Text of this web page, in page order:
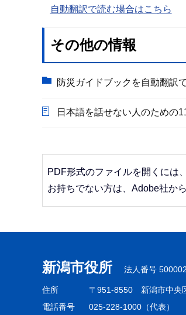
自動翻訳で読む場合はこちら
その他の情報
防災ガイドブックを自動翻訳
日本語を話せない人のための
PDF形式のファイルを開くには
お持ちでない方は、Adobe社か
こ
ま
で
新潟市役所 法人番号
住所 〒951-8550 新潟市中央
電話番号
025-228-1000（代表）